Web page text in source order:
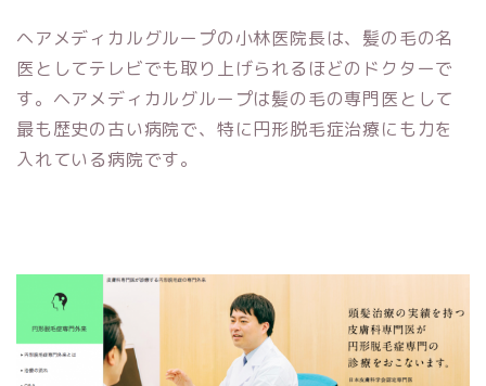
ヘアメディカルグループの小林医院長は、髪の毛の名
医としてテレビでも取り上げられるほどのドクターで
す。ヘアメディカルグループは髪の毛の専門医として
最も歴史の古い病院で、特に円形脱毛症治療にも力を
入れている病院です。